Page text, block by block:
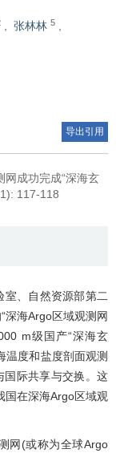
张林林 5
导出引用
网成功完成“深海玄
117-118
、自然资源部第二
深海Argo区域观测网
m级国产“深海玄
温度和盐度剖面观测
国际共享与交换。这
国在深海Argo区域观
网(或称为全球Argo